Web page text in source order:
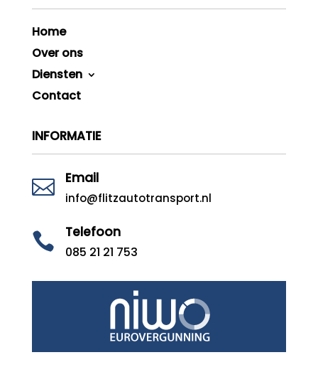
Home
Over ons
Diensten
Contact
INFORMATIE
 Email
info@flitzautotransport.nl
 Telefoon
085 21 21 753